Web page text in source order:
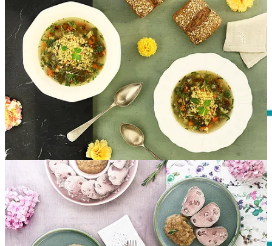
Desayuno de la semana: bizcocho de claras
Lunes
Mediodía: Sopa de pollo, berzas y bulgur|Carcamusas
| Mandarinas
Cena:Champiñones a la crema